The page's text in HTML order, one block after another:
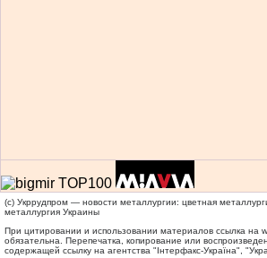
(c) Укррудпром — новости металлургии: цветная
металлургия Украины
При цитировании и использовании материалов ссылка на
обязательна. Перепечатка, копирование или
содержащей ссылку на агентства "Iнтерфакс-Україна",